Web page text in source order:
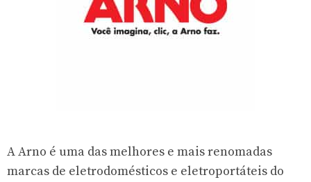
A Arno é uma das melhores e mais renomadas
marcas de eletrodomésticos e eletroportáteis do